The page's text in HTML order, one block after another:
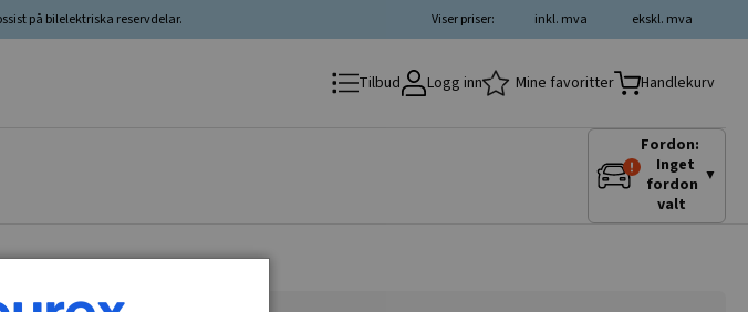
på bilelektriska reservdelar. ekskl. mva
inkl. mva
Viser priser:
Tilbud Logg inn Mine favoritter Handlekurv
Fordon:
Inget
fordon
valt
▼